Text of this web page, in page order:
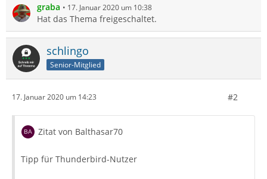
graba 17. Januar 2020 um 10:38
Hat das Thema freigeschaltet.
schlingo
Senior-Mitglied
17. Januar 2020 um 14:23 #2
Zitat von Balthasar70
Tipp für Thunderbird-Nutzer